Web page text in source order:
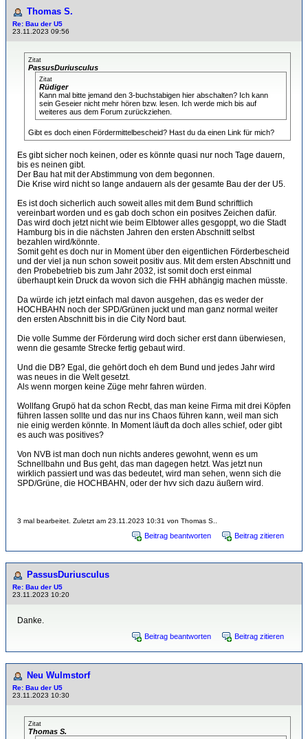
Thomas S.
Re: Bau der U5
23.11.2023 09:56
Zitat
PassusDuriusculus
Zitat
Rüdiger
Kann mal bitte jemand den 3-buchstabigen hier abschalten? Ich kann
sein Geseier nicht mehr hören bzw. lesen. Ich werde mich bis auf
weiteres aus dem Forum zurückziehen.
Gibt es doch einen Fördermittelbescheid? Hast du da einen Link für mich?
Es gibt sicher noch keinen, oder es könnte quasi nur noch Tage dauern,
bis es neinen gibt.
Der Bau hat mit der Abstimmung von dem begonnen.
Die Krise wird nicht so lange andauern als der gesamte Bau der der U5.
Es ist doch sicherlich auch soweit alles mit dem Bund schriftlich
vereinbart worden und es gab doch schon ein positves Zeichen dafür.
Das wird doch jetzt nicht wie beim Elbtower alles gesgoppt, wo die Stadt
Hamburg bis in die nächsten Jahren den ersten Abschnitt selbst
bezahlen wird/könnte.
Somit geht es doch nur in Moment über den eigentlichen Förderbescheid
und der viel ja nun schon soweit positiv aus. Mit dem ersten Abschnitt und
den Probebetrieb bis zum Jahr 2032, ist somit doch erst einmal
überhaupt kein Druck da wovon sich die FHH abhängig machen müsste.
Da würde ich jetzt einfach mal davon ausgehen, das es weder der
HOCHBAHN noch der SPD/Grünen juckt und man ganz normal weiter
den ersten Abschnitt bis in die City Nord baut.
Die volle Summe der Förderung wird doch sicher erst dann überwiesen,
wenn die gesamte Strecke fertig gebaut wird.
Und die DB? Egal, die gehört doch eh dem Bund und jedes Jahr wird
was neues in die Welt gesetzt.
Als wenn morgen keine Züge mehr fahren würden.
Wollfang Grupö hat da schon Recbt, das man keine Firma mit drei Köpfen
führen lassen sollte und das nur ins Chaos führen kann, weil man sich
nie einig werden könnte. In Moment läuft da doch alles schief, oder gibt
es auch was positives?
Von NVB ist man doch nun nichts anderes gewohnt, wenn es um
Schnellbahn und Bus geht, das man dagegen hetzt. Was jetzt nun
wirklich passiert und was das bedeutet, wird man sehen, wenn sich die
SPD/Grüne, die HOCHBAHN, oder der hvv sich dazu äußern wird.
3 mal bearbeitet. Zuletzt am 23.11.2023 10:31 von Thomas S..
Beitrag beantworten Beitrag zitieren
PassusDuriusculus
Re: Bau der U5
23.11.2023 10:20
Danke.
Beitrag beantworten Beitrag zitieren
Neu Wulmstorf
Re: Bau der U5
23.11.2023 10:30
Zitat
Thomas S.